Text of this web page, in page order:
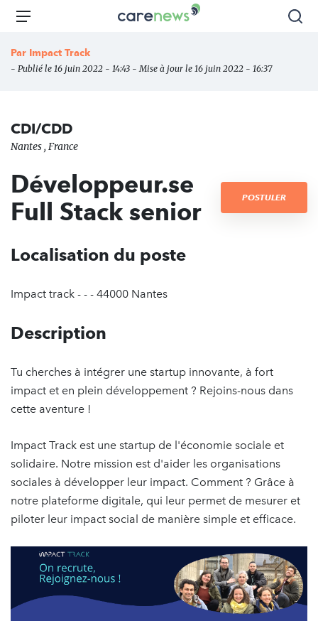
Aller
principal
Carenews,
des
Menu
Par Impact Track
- Publié le 16 juin 2022 - 14:43 - Mise à jour le 16 juin 2022 - 16:37
CDI/CDD
Nantes , France
Développeur.se
Full Stack senior
POSTULER
Localisation du poste
Impact track - - - 44000 Nantes
Description
Tu cherches à intégrer une startup innovante, à fort
impact et en plein développement ? Rejoins-nous dans
cette aventure !
Impact Track est une startup de l'économie sociale et
solidaire. Notre mission est d'aider les organisations
sociales à développer leur impact. Comment ? Grâce à
notre plateforme digitale, qui leur permet de mesurer et
piloter leur impact social de manière simple et efficace.